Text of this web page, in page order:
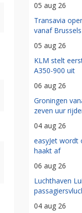
05 aug 26
Transavia
vanaf
05 aug 26
KLM stelt
A350-900 uit
06 aug 26
Groningen
zeven uur
04 aug 26
easyJet wordt
haakt af
06 aug 26
Luchthaven
04 aug 26